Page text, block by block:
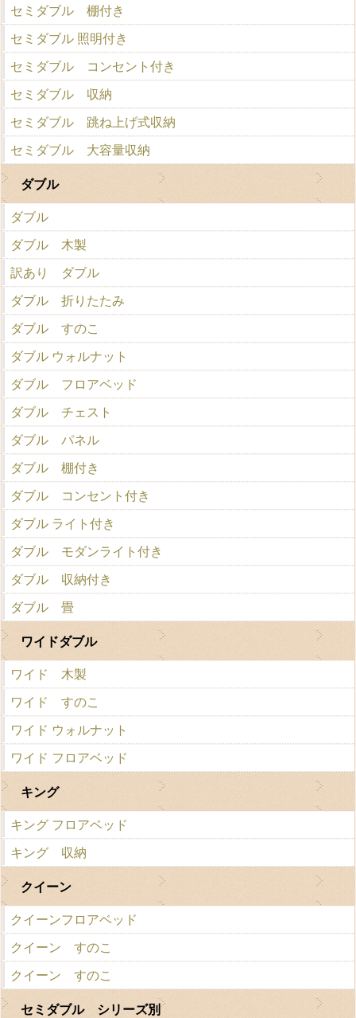
セミダブル 棚付き
セミダブル 照明付き
セミダブル コンセント付き
セミダブル 収納
セミダブル 跳ね上げ式収納
セミダブル 大容量収納
ダブル
ダブル
ダブル 木製
訳あり ダブル
ダブル 折りたたみ
ダブル すのこ
ダブル ウォルナット
ダブル フロアベッド
ダブル チェスト
ダブル パネル
ダブル 棚付き
ダブル コンセント付き
ダブル ライト付き
ダブル モダンライト付き
ダブル 収納付き
ダブル 畳
ワイドダブル
ワイド 木製
ワイド すのこ
ワイド ウォルナット
ワイド フロアベッド
キング
キング フロアベッド
キング 収納
クイーン
クイーンフロアベッド
クイーン すのこ
クイーン すのこ
セミダブル シリーズ別